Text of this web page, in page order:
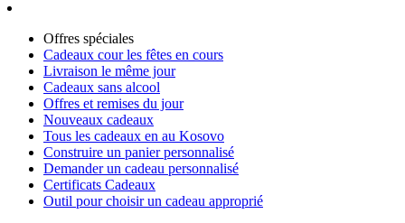
Offres spéciales
Cadeaux cour les fêtes en cours
Livraison le même jour
Cadeaux sans alcool
Offres et remises du jour
Nouveaux cadeaux
Tous les cadeaux en au Kosovo
Construire un panier personnalisé
Demander un cadeau personnalisé
Certificats Cadeaux
Outil pour choisir un cadeau approprié